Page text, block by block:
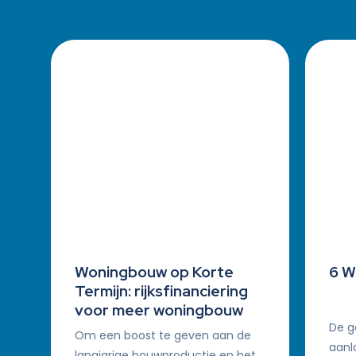
Woningbouw op Korte
Termijn: rijksfinanciering
voor meer woningbouw
Om een boost te geven aan de
6
De